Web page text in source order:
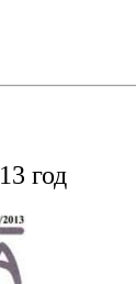
год